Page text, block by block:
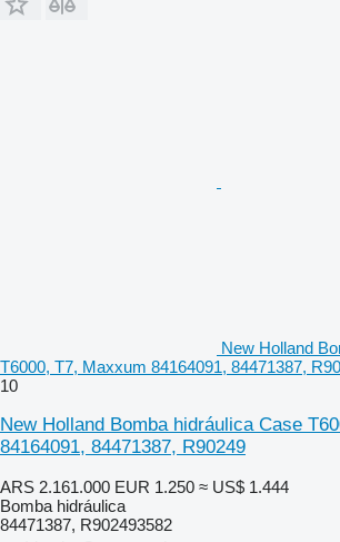
New Holland
T6000, T7, Maxxum 84164091, 84471387,
10
New Holland Bomba hidráulica Case
84164091, 84471387, R90249
ARS 2.161.000 EUR 1.250 ≈ US$ 1.444
Bomba hidráulica
84471387, R902493582